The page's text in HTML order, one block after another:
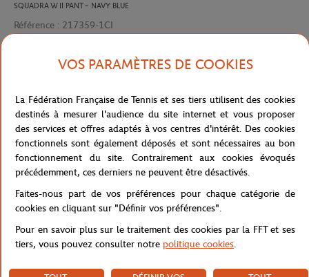
SQUADRA W II PANT – NAVY BLUE
Référence : 217359-1CI
Livraison et retours
VOS PARAMÈTRES DE COOKIES
La Fédération Française de Tennis et ses tiers utilisent des cookies
destinés à mesurer l'audience du site internet et vous proposer
des services et offres adaptés à vos centres d'intérêt. Des cookies
fonctionnels sont également déposés et sont nécessaires au bon
fonctionnement du site. Contrairement aux cookies évoqués
précédemment, ces derniers ne peuvent être désactivés.
Faites-nous part de vos préférences pour chaque catégorie de
cookies en cliquant sur "Définir vos préférences".
Pour en savoir plus sur le traitement des cookies par la FFT et ses
tiers, vous pouvez consulter notre politique cookies.